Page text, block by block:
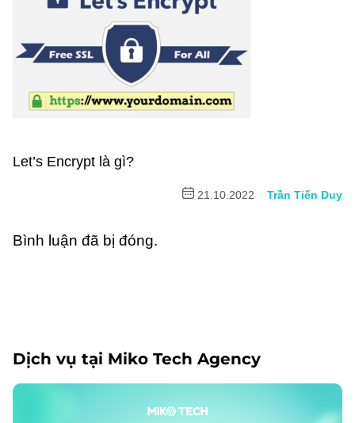
Let’s Encrypt là gì?
21.10.2022 Trần Tiến Duy
Bình luận đã bị đóng.
Dịch vụ tại Miko Tech Agency